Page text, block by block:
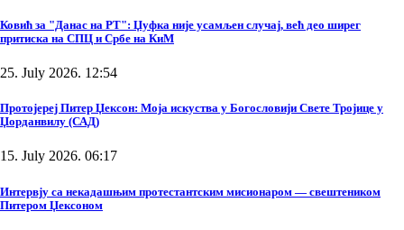
Ковић за "Данас на РТ": Џуфка није усамљен случај, већ део ширег
притиска на СПЦ и Србе на КиМ
25. July 2026. 12:54
Протојереј Питер Џексон: Моја искуства у Богословији Свете Тројице у
Џорданвилу (САД)
15. July 2026. 06:17
Интервју са некадашњим протестантским мисионаром — свештеником
Питером Џексоном